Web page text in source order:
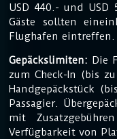
USD 440.- und USD
Gäste sollten
Flughafen eintreffen.
Gepäckslimiten: Die
zum Check-In (bis
Handgepäckstück
Passagier.
mit
Verfügbarkeit von